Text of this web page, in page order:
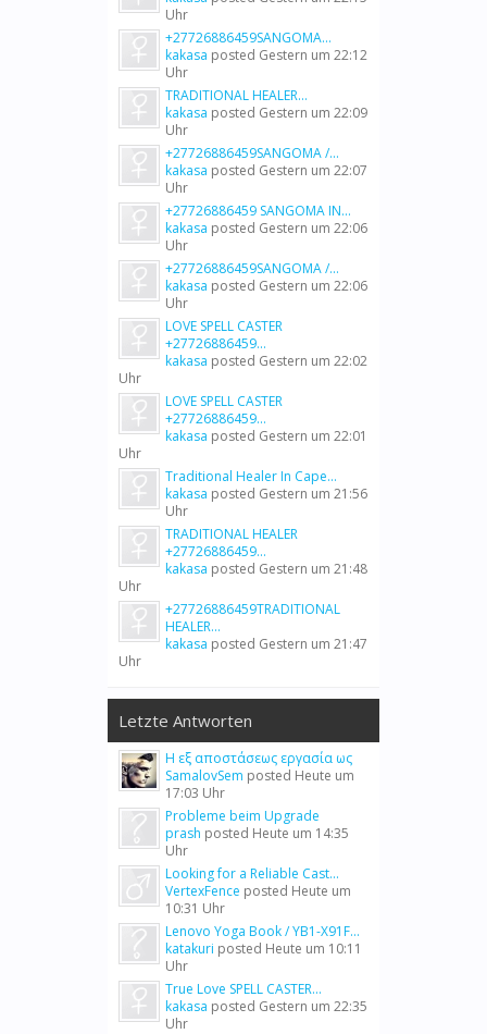
Uhr
+27726886459SANGOMA...
kakasa posted Gestern um 22:12
Uhr
TRADITIONAL HEALER...
kakasa posted Gestern um 22:09
Uhr
+27726886459SANGOMA /...
kakasa posted Gestern um 22:07
Uhr
+27726886459 SANGOMA IN...
kakasa posted Gestern um 22:06
Uhr
+27726886459SANGOMA /...
kakasa posted Gestern um 22:06
Uhr
LOVE SPELL CASTER
+27726886459...
kakasa posted Gestern um 22:02
Uhr
LOVE SPELL CASTER
+27726886459...
kakasa posted Gestern um 22:01
Uhr
Traditional Healer In Cape...
kakasa posted Gestern um 21:56
Uhr
TRADITIONAL HEALER
+27726886459...
kakasa posted Gestern um 21:48
Uhr
+27726886459TRADITIONAL
HEALER...
kakasa posted Gestern um 21:47
Uhr
Letzte Antworten
Η εξ αποστάσεως εργασία ως
SamalovSem posted Heute um
17:03 Uhr
Probleme beim Upgrade
prash posted Heute um 14:35
Uhr
Looking for a Reliable Cast...
VertexFence posted Heute um
10:31 Uhr
Lenovo Yoga Book / YB1-X91F...
katakuri posted Heute um 10:11
Uhr
True Love SPELL CASTER...
kakasa posted Gestern um 22:35
Uhr